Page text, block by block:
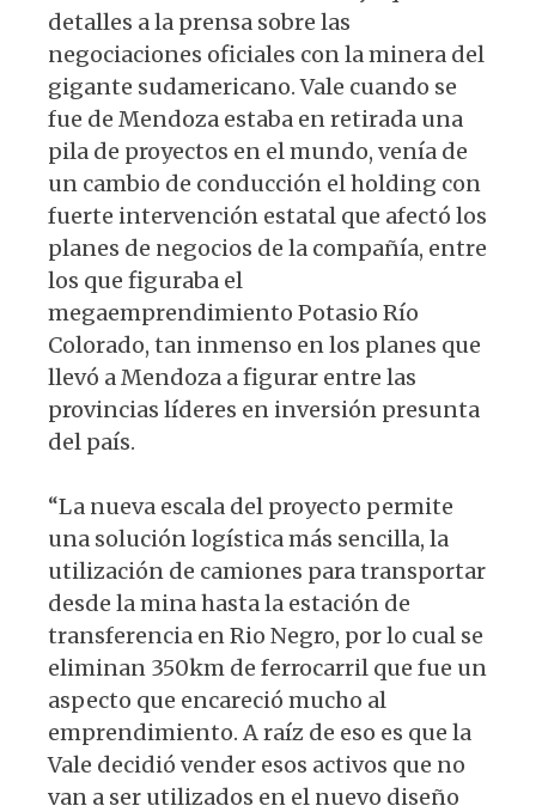
detalles a la prensa sobre las
negociaciones oficiales con la minera del
gigante sudamericano. Vale cuando se
fue de Mendoza estaba en retirada una
pila de proyectos en el mundo, venía de
un cambio de conducción el holding con
fuerte intervención estatal que afectó los
planes de negocios de la compañía, entre
los que figuraba el
megaemprendimiento Potasio Río
Colorado, tan inmenso en los planes que
llevó a Mendoza a figurar entre las
provincias líderes en inversión presunta
del país.
“La nueva escala del proyecto permite
una solución logística más sencilla, la
utilización de camiones para transportar
desde la mina hasta la estación de
transferencia en Rio Negro, por lo cual se
eliminan 350km de ferrocarril que fue un
aspecto que encareció mucho al
emprendimiento. A raíz de eso es que la
Vale decidió vender esos activos que no
van a ser utilizados en el nuevo diseño